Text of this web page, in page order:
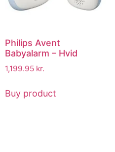
Philips Avent
Babyalarm – Hvid
1,199.95 kr.
Buy product